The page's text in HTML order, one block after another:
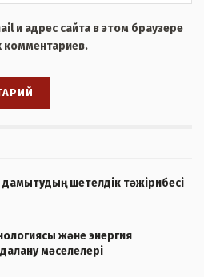
и адрес сайта в этом браузере
комментариев.
шетелдік тәжірибесі
және энергия
мәселелері